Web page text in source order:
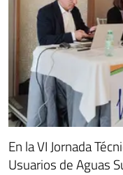
En la VI Jornada
Usuarios de Aguas